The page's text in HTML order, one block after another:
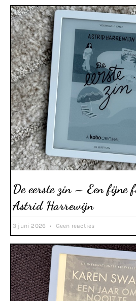
De eerste zin – Een fijne
Astrid Harrewijn
3 juni 2026 Geen reacties